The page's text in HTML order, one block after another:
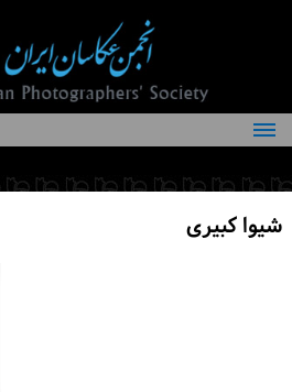
درباره انجمن
کمیته‌های انجمن
شیوا کبیری